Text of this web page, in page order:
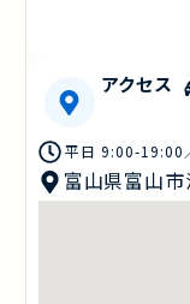
アクセス
平日 9:00-19:00
富山県富山